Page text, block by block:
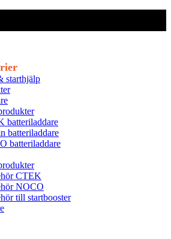
starthjälp
batteriladdare
batteriladdare
batteriladdare
CTEK
NOCO
till startbooster